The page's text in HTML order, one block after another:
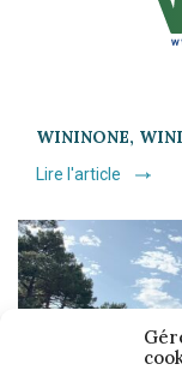
WININONE,
Lire l'article